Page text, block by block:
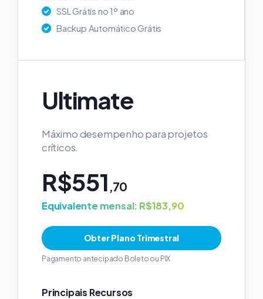
SSL Grátis no 1º ano
Backup Automático Grátis
Ultimate
Máximo desempenho para projetos
críticos.
R$551 ,70
Equivalente mensal: R$183,90
Obter Plano Trimestral
Pagamento antecipado Boleto ou PIX
Principais Recursos